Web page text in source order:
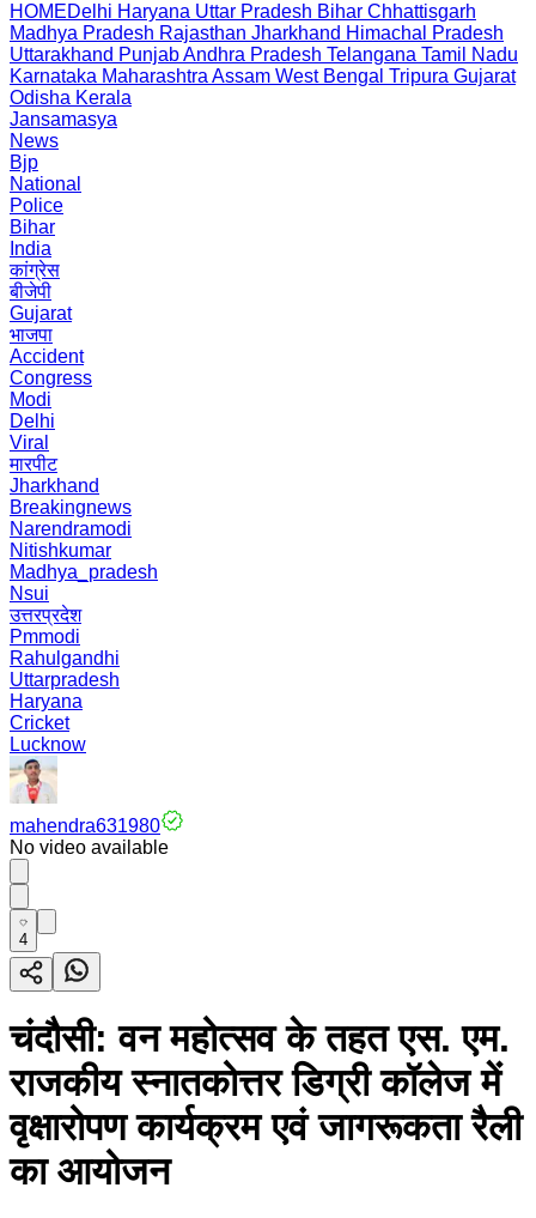
HOMEDelhi Haryana Uttar Pradesh Bihar Chhattisgarh
Madhya Pradesh Rajasthan Jharkhand Himachal Pradesh
Uttarakhand PunjabAndhra Pradesh Telangana Tamil Nadu
Karnataka Maharashtra Assam West Bengal Tripura Gujarat
Odisha Kerala
Jansamasya
News
Bjp
National
Police
Bihar
India
कांग्रेस
बीजेपी
Gujarat
भाजपा
Accident
Congress
Modi
Delhi
Viral
मारपीट
Jharkhand
Breakingnews
Narendramodi
Nitishkumar
Madhya_pradesh
Nsui
उत्तरप्रदेश
Pmmodi
Rahulgandhi
Uttarpradesh
Haryana
Cricket
Lucknow
mahendra631980
No video available
4
चंदौसी: वन महोत्सव के तहत एस. एम.
राजकीय स्नातकोत्तर डिग्री कॉलेज में
वृक्षारोपण कार्यक्रम एवं जागरूकता रैली
का आयोजन